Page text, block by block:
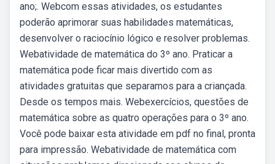
ano;. Webcom essas atividades, os estudantes
poderão aprimorar suas habilidades matemáticas,
desenvolver o raciocínio lógico e resolver problemas.
Webatividade de matemática do 3º ano. Praticar a
matemática pode ficar mais divertido com as
atividades gratuitas que separamos para a criançada.
Desde os tempos mais. Webexercícios, questões de
matemática sobre as quatro operações para o 3º ano.
Você pode baixar esta atividade em pdf no final, pronta
para impressão. Webatividade de matemática com